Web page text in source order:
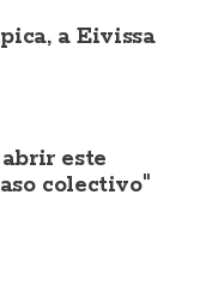
a Eivissa
este
colectivo"